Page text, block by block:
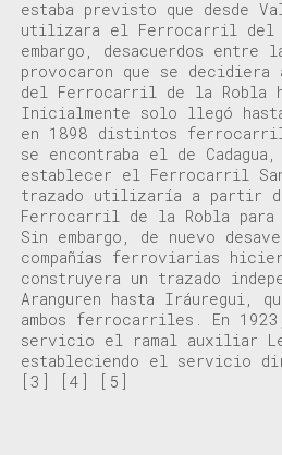
estaba previsto que desde
utilizara el Ferrocarril del
embargo,
desacuerdos entre
provocaron que se decidiera
del Ferrocarril de la Robla
Inicialmente solo llegó
en 1898 distintos
se encontraba el de Cadagua ,
establecer el Ferrocarril
trazado utilizaría a partir
Ferrocarril de la Robla
Sin embargo, de nuevo
compañías ferroviarias
construyera un trazado
Aranguren hasta Iráuregui,
ambos ferrocarriles. En
servicio el ramal auxiliar
estableciendo el servicio
[3]
[4] [5]